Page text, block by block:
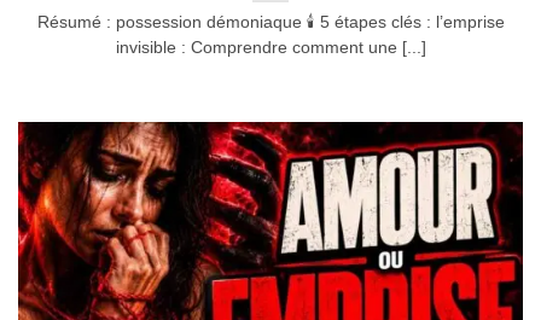
Résumé : possession démoniaque 🕯️ 5 étapes clés : l’emprise
invisible : Comprendre comment une [...]